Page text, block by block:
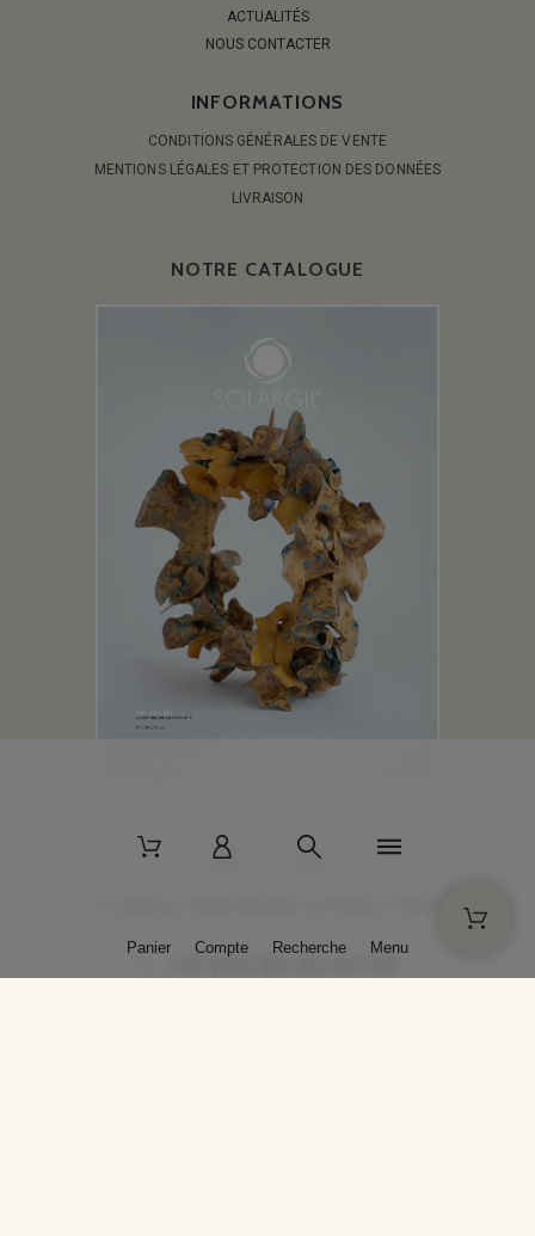
ACTUALITÉS
NOUS CONTACTER
INFORMATIONS
CONDITIONS GÉNÉRALES DE VENTE
MENTIONS LÉGALES ET PROTECTION DES DONNÉES
LIVRAISON
NOTRE CATALOGUE
+33 (0)3 86 45 50 00
Panier Compte Recherche Menu